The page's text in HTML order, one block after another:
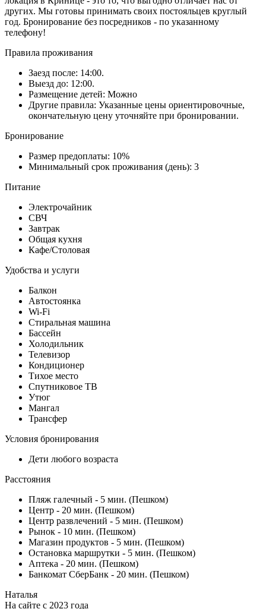
других. Мы готовы принимать своих постояльцев круглый
год. Бронирование без посредников - по указанному
телефону!
Правила проживания
Заезд после: 14:00.
Выезд до: 12:00.
Размещение детей: Можно
Другие правила: Указанные цены ориентировочные,
окончательную цену уточняйте при бронировании.
Бронирование
Размер предоплаты: 10%
Минимальный срок проживания (день): 3
Питание
Электрочайник
СВЧ
Завтрак
Общая кухня
Кафе/Столовая
Удобства и услуги
Балкон
Автостоянка
Wi-Fi
Стиральная машина
Бассейн
Холодильник
Телевизор
Кондиционер
Тихое место
Спутниковое ТВ
Утюг
Мангал
Трансфер
Условия бронирования
Дети любого возраста
Расстояния
Пляж галечный - 5 мин. (Пешком)
Центр - 20 мин. (Пешком)
Центр развлечений - 5 мин. (Пешком)
Рынок - 10 мин. (Пешком)
Магазин продуктов - 5 мин. (Пешком)
Остановка маршрутки - 5 мин. (Пешком)
Аптека - 20 мин. (Пешком)
Банкомат СберБанк - 20 мин. (Пешком)
Наталья
На сайте с 2023 года